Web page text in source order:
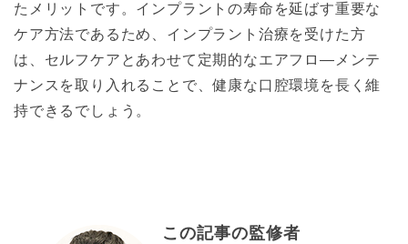
たメリットです。インプラントの寿命を延ばす重要な
ケア方法であるため、インプラント治療を受けた方
は、セルフケアとあわせて定期的なエアフロ―メンテ
ナンスを取り入れることで、健康な口腔環境を長く維
持できるでしょう。
この記事の監修者